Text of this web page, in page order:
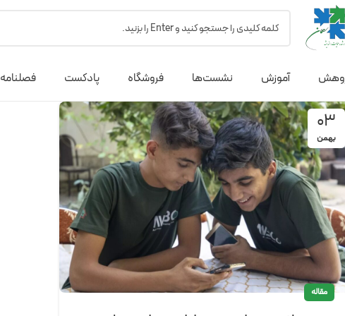
آموزش نشست‌ها فروشگاه پادکست فصلنامه
03
بهمن
مقاله